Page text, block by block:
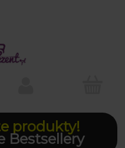
produkty!
Bestsellery